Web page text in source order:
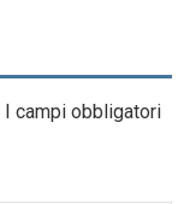
I campi obbligatori